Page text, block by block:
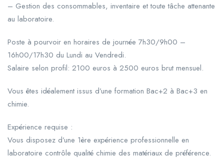
– Gestion des consommables, inventaire et toute tâche attenante
au laboratoire.
Poste à pourvoir en horaires de journée 7h30/9h00 –
16h00/17h30 du Lundi au Vendredi.
Salaire selon profil: 2100 euros à 2500 euros brut mensuel.
Vous êtes idéalement issus d’une formation Bac+2 à Bac+3 en
chimie.
Expérience requise :
Vous disposez d’une 1ère expérience professionnelle en
laboratoire contrôle qualité chimie des matériaux de préférence.